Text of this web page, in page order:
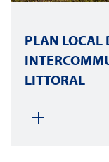
PLAN LOCAL
LITTORAL